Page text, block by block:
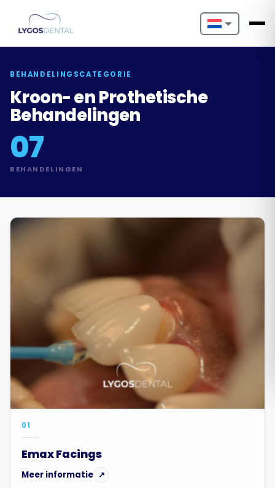
Nederlands
Français
Türkçe
Italiano
Български
Română
BEHANDELINGSCATEGORIE
Kroon- en Prothetische
Behandelingen
07
BEHANDELINGEN
01
Emax Facings
Meer informatie ↗